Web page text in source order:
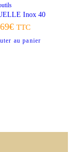
Inox 40
€ TTC
au panier